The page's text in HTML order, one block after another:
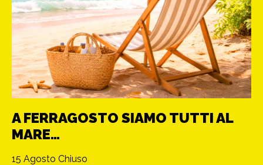
SERVIZI
IL TUO BUSINESS AL CENTRO
CONTATTI
A FERRAGOSTO SIAMO TUTTI AL
MARE…
15 Agosto Chiuso